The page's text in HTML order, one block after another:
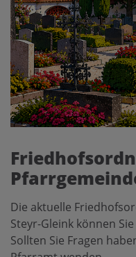
Die aktuelle
Steyr-Gleink können
Sollten Sie Fragen